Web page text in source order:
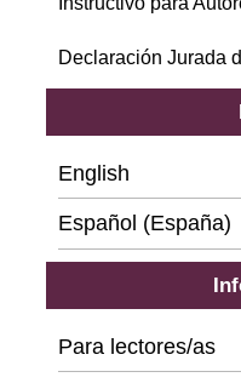
Declaración Jurada
English
Español (España)
Para lectores/as